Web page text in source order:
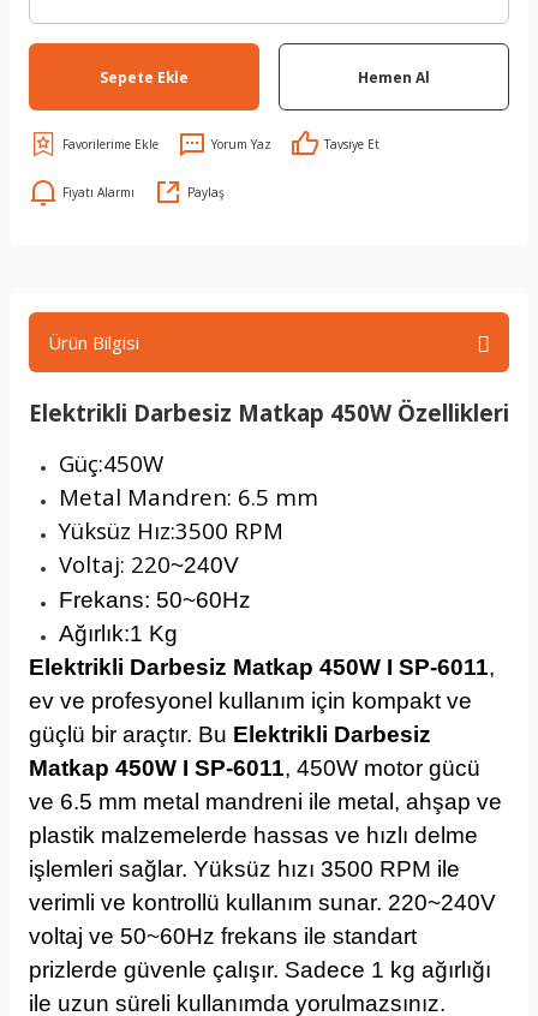
Sepete Ekle Hemen Al
Yorum Yaz Tavsiye Et
Fiyatı Alarmı Paylaş
Ürün Bilgisi
Elektrikli Darbesiz Matkap 450W Özellikleri
Güç:450W
Metal Mandren: 6.5 mm
Yüksüz Hız:3500 RPM
Voltaj: 220~240V
Frekans: 50~60Hz
Ağırlık:1 Kg
Elektrikli Darbesiz Matkap 450W I SP-6011,
ev ve profesyonel kullanım için kompakt ve
güçlü bir araçtır. Bu Elektrikli Darbesiz
Matkap 450W I SP-6011, 450W motor gücü
ve 6.5 mm metal mandreni ile metal, ahşap ve
plastik malzemelerde hassas ve hızlı delme
işlemleri sağlar. Yüksüz hızı 3500 RPM ile
verimli ve kontrollü kullanım sunar. 220~240V
voltaj ve 50~60Hz frekans ile standart
prizlerde güvenle çalışır. Sadece 1 kg ağırlığı
ile uzun süreli kullanımda yorulmazsınız.